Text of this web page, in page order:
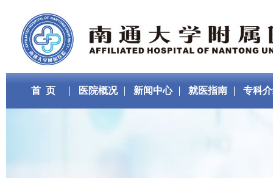
首 页 医院概况 新闻中心 就医指南 专科